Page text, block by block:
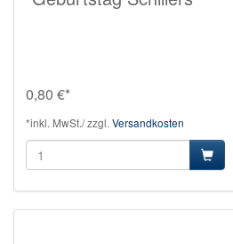
0,80 €*
*inkl. MwSt./ zzgl. Versandkosten